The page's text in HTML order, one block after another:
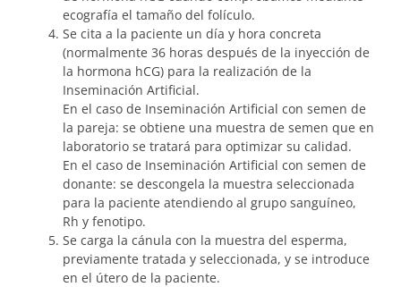
ecografía el tamaño del folículo.
Se cita a la paciente un día y hora concreta
(normalmente 36 horas después de la inyección de
la hormona hCG) para la realización de la
Inseminación Artificial.
En el caso de Inseminación Artificial con semen de
la pareja: se obtiene una muestra de semen que en
laboratorio se tratará para optimizar su calidad.
En el caso de Inseminación Artificial con semen de
donante: se descongela la muestra seleccionada
para la paciente atendiendo al grupo sanguíneo,
Rh y fenotipo.
Se carga la cánula con la muestra del esperma,
previamente tratada y seleccionada, y se introduce
en el útero de la paciente.